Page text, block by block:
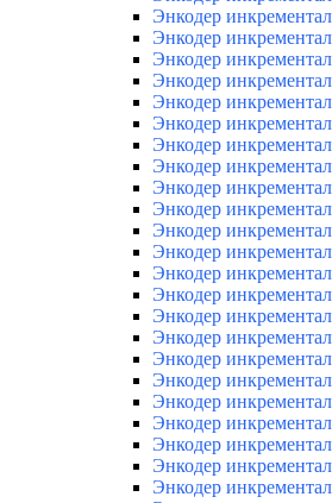
Энкодер
Энкодер
Энкодер
Энкодер
Энкодер
Энкодер
Энкодер
Энкодер
Энкодер
Энкодер
Энкодер
Энкодер
Энкодер
Энкодер
Энкодер
Энкодер
Энкодер
Энкодер
Энкодер
Энкодер
Энкодер
Энкодер
Энкодер